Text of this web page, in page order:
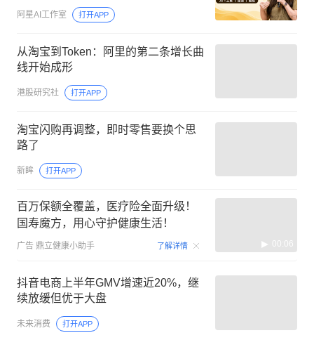
阿星AI工作室 打开APP
从淘宝到Token：阿里的第二条增长曲
线开始成形
港股研究社 打开APP
淘宝闪购再调整，即时零售要换个思
路了
新眸 打开APP
百万保额全覆盖，医疗险全面升级！
国寿魔方，用心守护健康生活！
广告 鼎立健康小助手 了解详情 00:06
抖音电商上半年GMV增速近20%，继
续放缓但优于大盘
未来消费 打开APP